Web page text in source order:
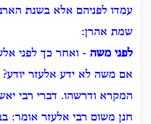
עמדו לפניהם אלא בשנת
שמת אהרן:
לפני משה - ואחר כך לפני
אם משה לא ידע אלעזר יודע?
המקרא ודרשהו. דברי רבי
חנן משום רבי אלעזר אומר: